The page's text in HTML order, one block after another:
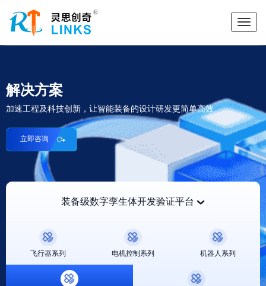
解决方案
加速工程及科技创新，让智能装备的设计研发更简单高效
立即咨询
装备级数字孪生体开发验证平台
飞行器系列 电机控制系列 机器人系列